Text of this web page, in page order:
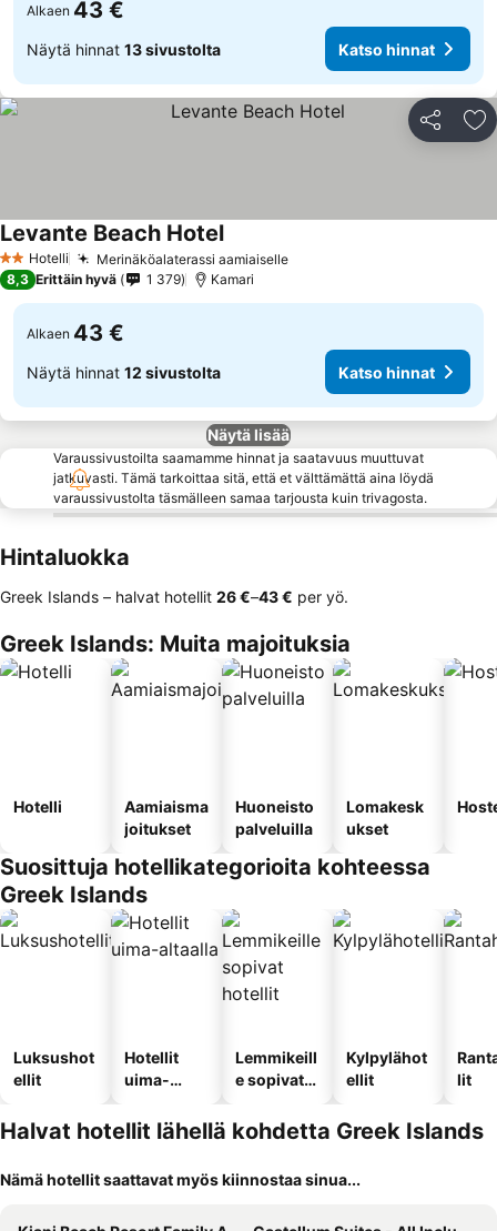
Alkaen 43 €
Näytä hinnat 13 sivustolta Katso hinnat
Jaa
2 Tähtiluokitus
Hotelli Merinäköalaterassi aamiaiselle
Levante Beach Hotel
8,3 Erittäin hyvä 1 379 Kamari
Alkaen 43 €
Näytä hinnat 12 sivustolta Katso hinnat
Näytä lisää
Varaussivustoilta saamamme hinnat ja saatavuus muuttuvat
jatkuvasti. Tämä tarkoittaa sitä, että et välttämättä aina löydä
varaussivustolta täsmälleen samaa tarjousta kuin trivagosta.
Hintaluokka
Greek Islands – halvat hotellit ‎26 €–‎43 € per yö.
Greek Islands: Muita majoituksia
Hotelli
Aamiaisma
joitukset
Huoneisto
palveluilla
Lomakesk
ukset
Suosittuja hotellikategorioita kohteessa
Greek Islands
Luksushot
ellit
Hotellit
uima-
Lemmikeill
e sopivat
Kylpylähot
ellit
lit
Halvat hotellit lähellä kohdetta Greek Islands
Nämä hotellit saattavat myös kiinnostaa sinua...